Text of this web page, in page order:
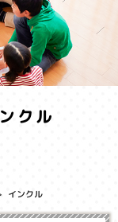
クル
インクル